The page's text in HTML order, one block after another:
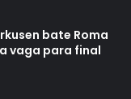
bate Roma
vaga para final